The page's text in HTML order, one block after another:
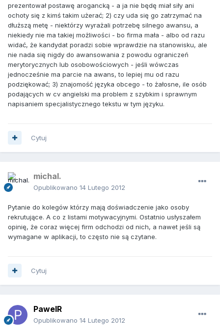
prezentował postawę arogancką - a ja nie będę miał siły ani
ochoty się z kimś takim użerać; 2) czy uda się go zatrzymać na
dłuższą metę - niektórzy wyrażali potrzebę silnego awansu, a
niekiedy nie ma takiej możliwości - bo firma mała - albo od razu
widać, że kandydat poradzi sobie wprawdzie na stanowisku, ale
nie nada się nigdy do awansowania z powodu ograniczeń
merytorycznych lub osobowościowych - jeśli wówczas
jednocześnie ma parcie na awans, to lepiej mu od razu
podziękować; 3) znajomość języka obcego - to żałosne, ile osób
podających w cv angielski ma problem z szybkim i sprawnym
napisaniem specjalistycznego tekstu w tym języku.
Cytuj
michal.
Opublikowano 14 Lutego 2012
Pytanie do kolegów którzy mają doświadczenie jako osoby
rekrutujące. A co z listami motywacyjnymi. Ostatnio usłyszałem
opinię, że coraz więcej firm odchodzi od nich, a nawet jeśli są
wymagane w aplikacji, to często nie są czytane.
Cytuj
PawelR
Opublikowano 14 Lutego 2012